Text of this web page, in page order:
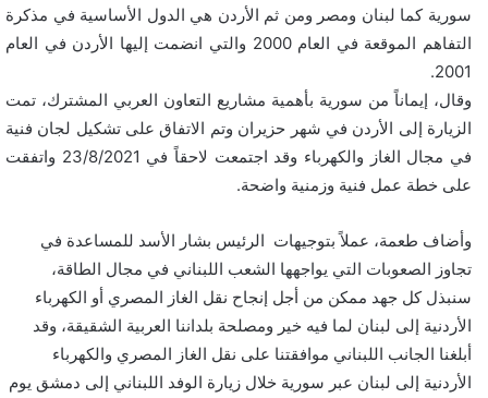
سورية كما لبنان ومصر ومن ثم الأردن هي الدول الأساسية في مذكرة
التفاهم الموقعة في العام 2000 والتي انضمت إليها الأردن في العام
2001.
وقال، إيماناً من سورية بأهمية مشاريع التعاون العربي المشترك، تمت
الزيارة إلى الأردن في شهر حزيران وتم الاتفاق على تشكيل لجان فنية
في مجال الغاز والكهرباء وقد اجتمعت لاحقاً في 23/8/2021 واتفقت
على خطة عمل فنية وزمنية واضحة.
وأضاف طعمة، عملاً بتوجيهات الرئيس بشار الأسد للمساعدة في
تجاوز الصعوبات التي يواجهها الشعب اللبناني في مجال الطاقة،
سنبذل كل جهد ممكن من أجل إنجاح نقل الغاز المصري أو الكهرباء
الأردنية إلى لبنان لما فيه خير ومصلحة بلداننا العربية الشقيقة، وقد
أبلغنا الجانب اللبناني موافقتنا على نقل الغاز المصري والكهرباء
الأردنية إلى لبنان عبر سورية خلال زيارة الوفد اللبناني إلى دمشق يوم